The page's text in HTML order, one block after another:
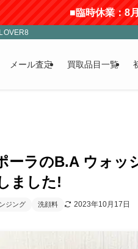
■臨時休業：8月8日(土
メール査定 買取品目一覧
ーラのB.A ウォ
ました!
ジング 洗顔料 2023年10月17日